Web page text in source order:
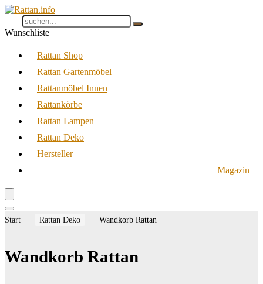
Wunschliste
Rattan Shop
Rattan Gartenmöbel
Rattanmöbel Innen
Rattankörbe
Rattan Lampen
Rattan Deko
Hersteller
Magazin
Start Rattan Deko Wandkorb Rattan
Wandkorb Rattan